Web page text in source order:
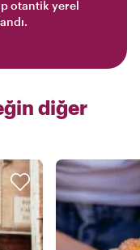
otantik yerel
diğer